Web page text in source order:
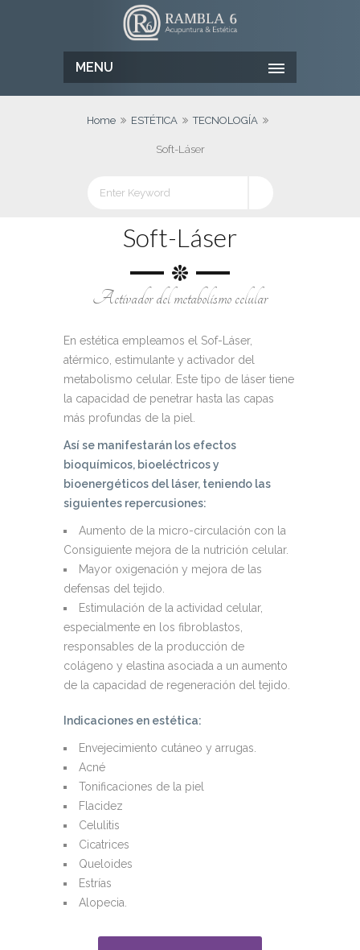
MENU
Home ESTÉTICA TECNOLOGÍA
Soft-Láser
Soft-Láser
Activador del metabolismo celular
En estética empleamos el Sof-Láser,
atérmico, estimulante y activador del
metabolismo celular. Este tipo de láser tiene
la capacidad de penetrar hasta las capas
más profundas de la piel.
Así se manifestarán los efectos
bioquímicos, bioeléctricos y
bioenergéticos del láser, teniendo las
siguientes repercusiones:
Aumento de la micro-circulación con la
Consiguiente mejora de la nutrición celular.
Mayor oxigenación y mejora de las
defensas del tejido.
Estimulación de la actividad celular,
especialmente en los fibroblastos,
responsables de la producción de
colágeno y elastina asociada a un aumento
de la capacidad de regeneración del tejido.
Indicaciones en estética:
Envejecimiento cutáneo y arrugas.
Acné
Tonificaciones de la piel
Flacidez
Celulitis
Cicatrices
Queloides
Estrías
Alopecia.